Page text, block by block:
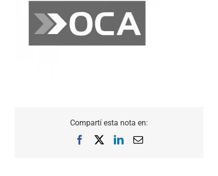
Compartí esta nota en:
FacebookLinkedInCorreo